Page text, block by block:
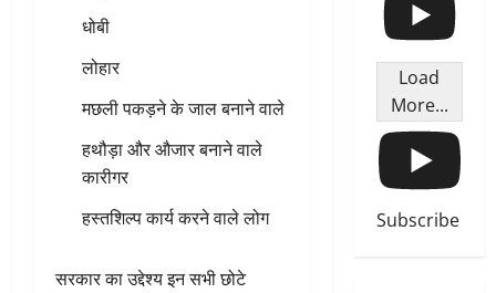
धोबी
लोहार
मछली पकड़ने के जाल बनाने वाले
हथौड़ा और औजार बनाने वाले
कारीगर
हस्तशिल्प कार्य करने वाले लोग
सरकार का उद्देश्य इन सभी छोटे
Load
More...
Subscribe